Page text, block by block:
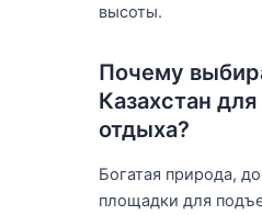
высоты.
Почему
Казахстан
отдыха?
Богатая природа,
площадки для